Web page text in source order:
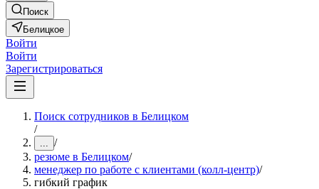
Поиск
Белицкое
Войти
Войти
Зарегистрироваться
Поиск сотрудников в Белицком
/
... /
резюме в Белицком/
менеджер по работе с клиентами (колл-центр)/
гибкий график